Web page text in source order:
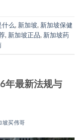
什么, 新加坡, 新加坡保健
, 新加坡正品, 新加坡药
年最新法规与
坡买伟哥